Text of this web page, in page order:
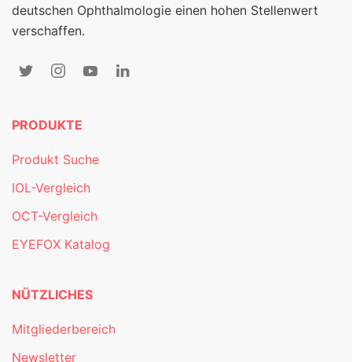
deutschen Ophthalmologie einen hohen Stellenwert
verschaffen.
PRODUKTE
Produkt Suche
IOL-Vergleich
OCT-Vergleich
EYEFOX Katalog
NÜTZLICHES
Mitgliederbereich
Newsletter